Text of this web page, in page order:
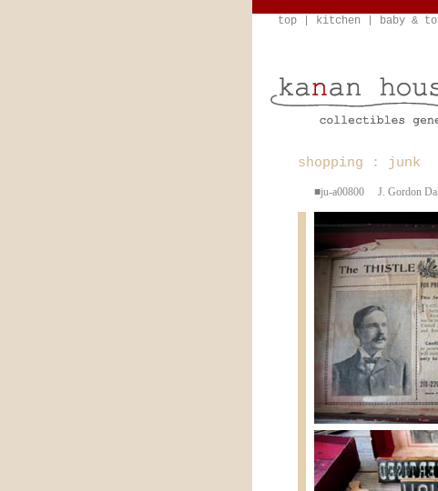
top| kitchen baby &
shopping : junk
■ju-a00800 J. Gordon